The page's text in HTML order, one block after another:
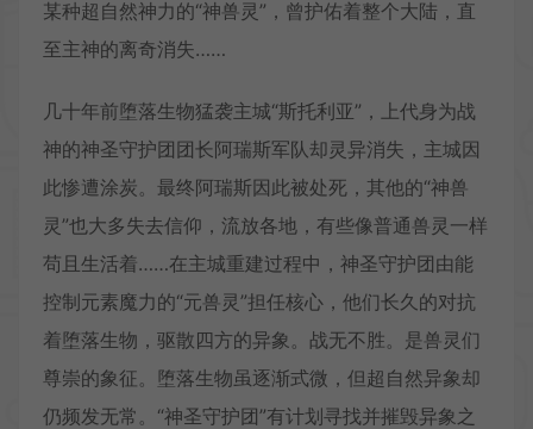
某种超自然神力的“神兽灵”，曾护佑着整个大陆，直
至主神的离奇消失……
几十年前堕落生物猛袭主城“斯托利亚”，上代身为战
神的神圣守护团团长阿瑞斯军队却灵异消失，主城因
此惨遭涂炭。最终阿瑞斯因此被处死，其他的“神兽
灵”也大多失去信仰，流放各地，有些像普通兽灵一样
苟且生活着……在主城重建过程中，神圣守护团由能
控制元素魔力的“元兽灵”担任核心，他们长久的对抗
着堕落生物，驱散四方的异象。战无不胜。是兽灵们
尊崇的象征。堕落生物虽逐渐式微，但超自然异象却
仍频发无常。“神圣守护团”有计划寻找并摧毁异象之